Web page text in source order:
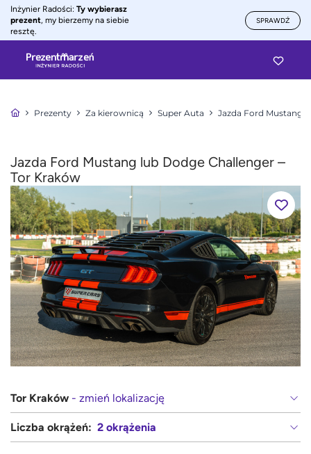
Inżynier Radości: Ty wybierasz
prezent, my bierzemy na siebie
resztę.
SPRAWDŹ
Prezenty Za kierownicą Super Auta Jazda Ford Mustang
Jazda Ford Mustang lub Dodge Challenger –
Tor Kraków
Tor Kraków - zmień lokalizację
Liczba okrążeń: 2 okrążenia